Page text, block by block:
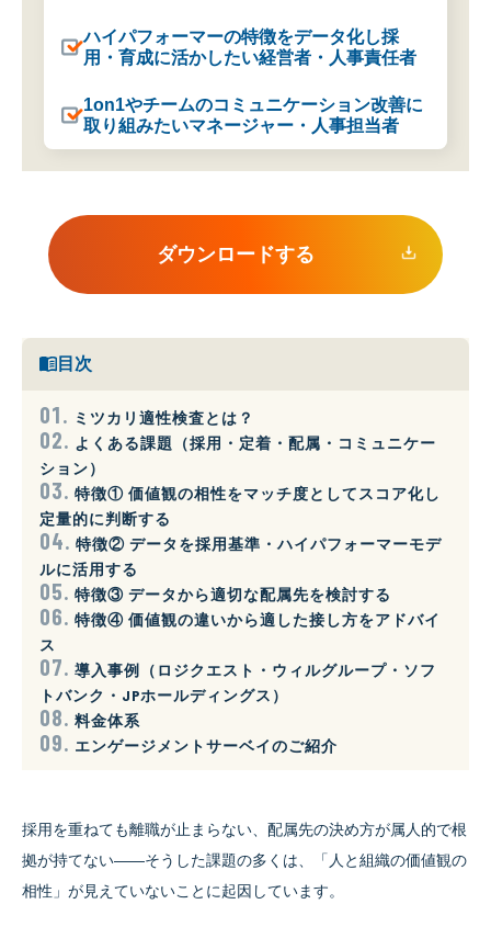
ハイパフォーマーの特徴をデータ化し採
用・育成に活かしたい経営者・人事責任者
1on1やチームのコミュニケーション改善に
取り組みたいマネージャー・人事担当者
目次
ミツカリ適性検査とは？
よくある課題（採用・定着・配属・コミュニケー
ション）
特徴① 価値観の相性をマッチ度としてスコア化し
定量的に判断する
特徴② データを採用基準・ハイパフォーマーモデ
ルに活用する
特徴③ データから適切な配属先を検討する
特徴④ 価値観の違いから適した接し方をアドバイ
ス
導入事例（ロジクエスト・ウィルグループ・ソフ
トバンク・JPホールディングス）
料金体系
エンゲージメントサーベイのご紹介
採用を重ねても離職が止まらない、配属先の決め方が属人的で根
拠が持てない——そうした課題の多くは、「人と組織の価値観の
相性」が見えていないことに起因しています。
ダウンロードする